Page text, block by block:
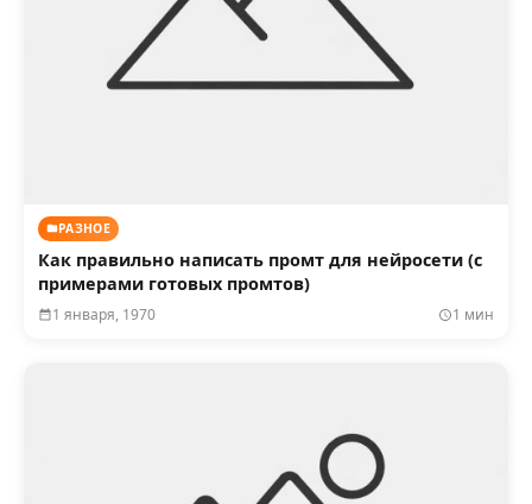
РАЗНОЕ
Как правильно написать промт для нейросети (с
примерами готовых промтов)
1 января, 1970 1 мин